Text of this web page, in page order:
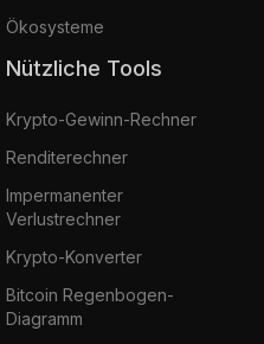
Ökosysteme
Nützliche Tools
Krypto-Gewinn-Rechner
Renditerechner
Impermanenter
Verlustrechner
Krypto-Konverter
Bitcoin Regenbogen-
Diagramm